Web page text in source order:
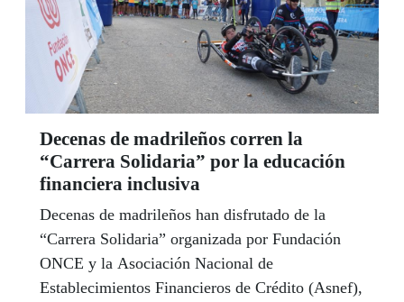
Decenas de madrileños corren la
“Carrera Solidaria” por la educación
financiera inclusiva
Decenas de madrileños han disfrutado de la
“Carrera Solidaria” organizada por Fundación
ONCE y la Asociación Nacional de
Establecimientos Financieros de Crédito (Asnef),